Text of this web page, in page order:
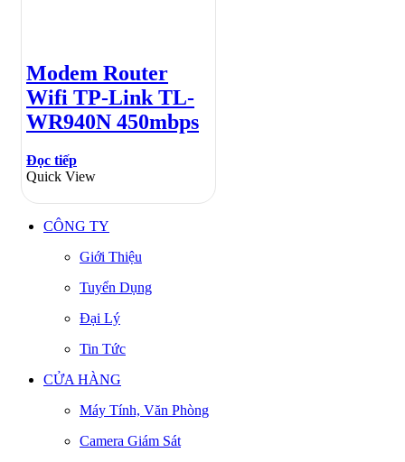
Modem Router
Wifi TP-Link TL-
WR940N 450mbps
Đọc tiếp
Quick View
CÔNG TY
Giới Thiệu
Tuyển Dụng
Đại Lý
Tin Tức
CỬA HÀNG
Máy Tính, Văn Phòng
Camera Giám Sát